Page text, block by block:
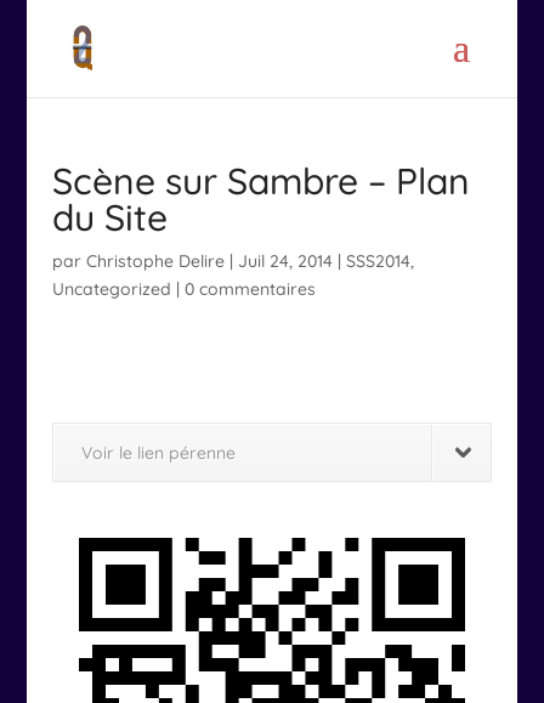
Scène sur Sambre – Plan
du Site
par Christophe Delire| Juil 24, 2014| SSS2014,
Uncategorized | 0 commentaires
Voir le lien pérenne